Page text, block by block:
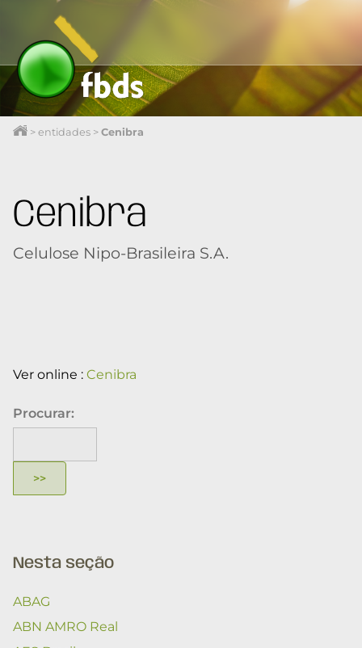
> entidades> Cenibra
Cenibra
Celulose Nipo-Brasileira S.A.
Ver online : Cenibra
Procurar:
Nesta seção
ABAG
ABN AMRO Real